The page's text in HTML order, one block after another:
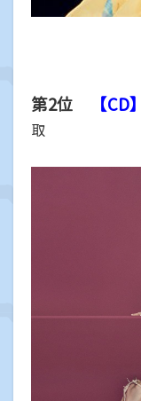
第2位 【
取